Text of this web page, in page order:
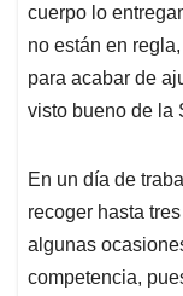
cuerpo lo
no están en
para acabar de
visto bueno de la
En un día de
recoger hasta
algunas
competencia,